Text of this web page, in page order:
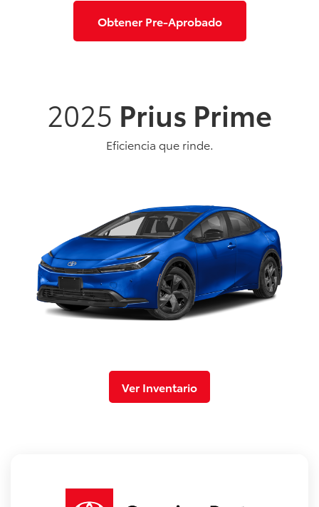
Obtener Pre-Aprobado
2025 Prius Prime
Eficiencia que rinde.
Ver Inventario